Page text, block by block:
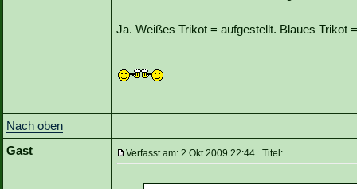
Ja. Weißes Trikot = aufgestellt. Blaues Trikot
Nach oben
Gast
Verfasst am: 2 Okt 2009 22:44 Titel: